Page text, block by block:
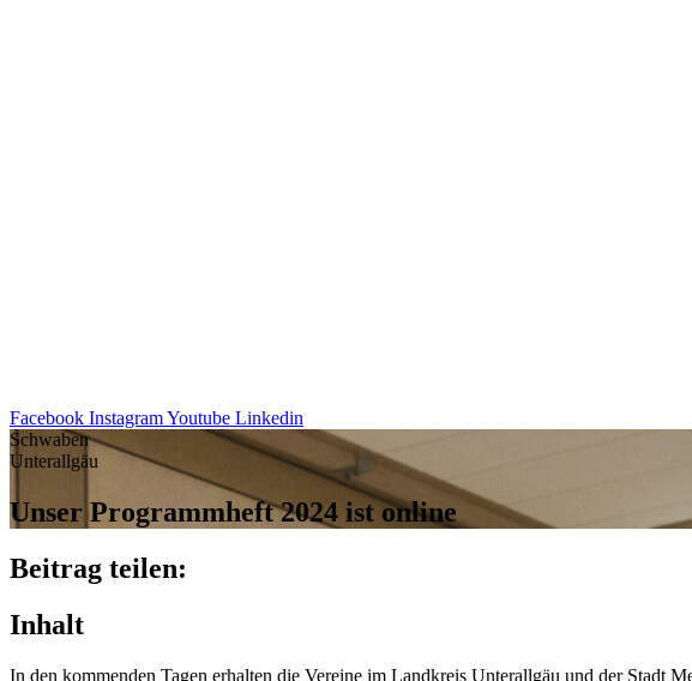
Facebook InstagramYoutube Linkedin
Schwaben
Unterallgäu
Unser Programm­heft 2024 ist online
Beitrag teilen:
Inhalt
In den kommen­den Tagen erhal­ten die Vereine im Land­kreis Unter­all­gäu und der Stadt